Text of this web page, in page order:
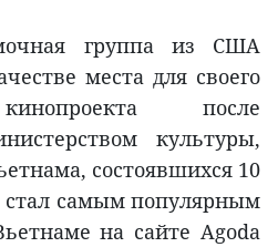
группа из США
места для своего
после
культуры,
состоявшихся 10
стал самым популярным
на сайте Agoda